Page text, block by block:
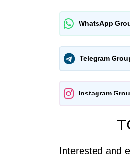
WhatsApp
Telegram
Instagram
Interested and